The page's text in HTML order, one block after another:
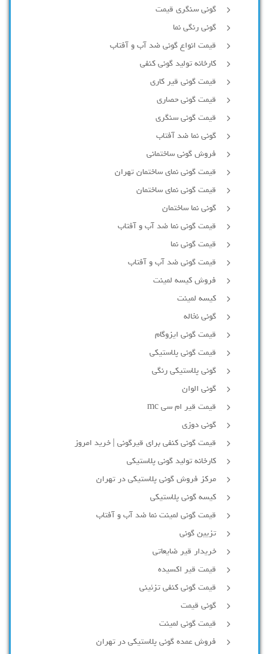
گونی سنگری قیمت
گونی رنگی نما
قیمت انواع گونی ضد آب و آفتاب
کارخانه تولید گونی کنفی
قیمت گونی قیر کاری
قیمت گونی حصاری
قیمت گونی سنگری
گونی نما ضد آفتاب
فروش گونی ساختمانی
قیمت گونی نمای ساختمان تهران
قیمت گونی نمای ساختمان
گونی نما ساختمان
قیمت گونی نما ضد آب و آفتاب
قیمت گونی نما
قیمت گونی ضد آب و آفتاب
فروش کیسه لمینت
کیسه لمینت
گونی نخاله
قیمت گونی ایزوگام
قیمت گونی پلاستیکی
گونی پلاستیکی رنگی
گونی الوان
قیمت قیر ام سی mc
گونی دوزی
قیمت گونی کنفی برای قیرگونی | خرید امروز
کارخانه تولید گونی پلاستیکی
مرکز فروش گونی پلاستیکی در تهران
کیسه گونی پلاستیکی
قیمت گونی لمینت نما ضد آب و آفتاب
تزیین گونی
خریدار قیر ضایعاتی
قیمت قیر اکسیده
قیمت گونی کنفی تزئینی
گونی قیمت
قیمت گونی لمینت
فروش عمده گونی پلاستیکی در تهران